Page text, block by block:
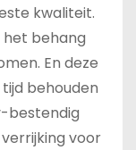
kwaliteit.
behang
En deze
behouden
bestendig
voor